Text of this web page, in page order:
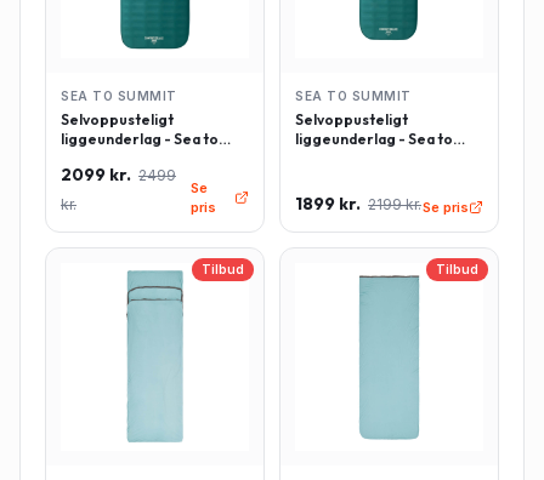
SEA TO SUMMIT
Selvoppusteligt
liggeunderlag - Sea to
Rektangulær - Large -
Grøn
2099 kr. 2499
kr.
Se
pris
SEA TO SUMMIT
Selvoppusteligt
liggeunderlag - Sea to
Grøn
1899 kr. 2199 kr.Se pris
Tilbud Tilbud